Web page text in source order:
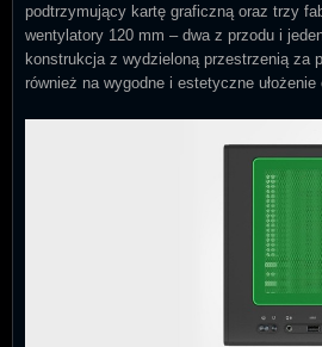
podtrzymujący kartę graficzną oraz trzy
wentylatory 120 mm – dwa z przodu i
konstrukcja z wydzieloną przestrzenią za
również na wygodne i estetyczne ułożenie